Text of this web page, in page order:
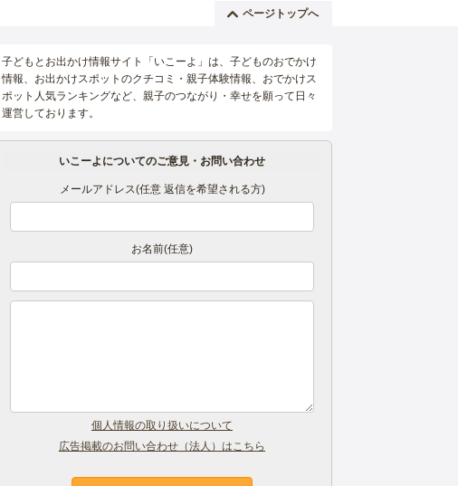
ページトップへ
子どもとお出かけ情報サイト「いこーよ」は、子どものおでかけ
情報、お出かけスポットのクチコミ・親子体験情報、おでかけス
ポット人気ランキングなど、親子のつながり・幸せを願って日々
運営しております。
いこーよについてのご意見・お問い合わせ
メールアドレス(任意 返信を希望される方)
お名前(任意)
個人情報の取り扱いについて
広告掲載のお問い合わせ（法人）はこちら